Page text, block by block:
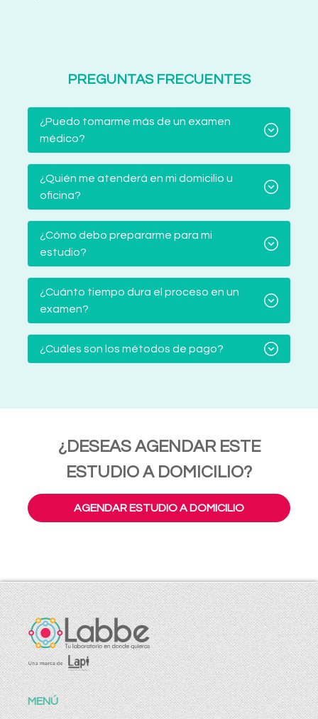
PREGUNTAS FRECUENTES
¿Puedo tomarme más de un examen
médico?
¿Quién me atenderá en mi domicilio u
oficina?
¿Cómo debo prepararme para mi
estudio?
¿Cuánto tiempo dura el proceso en un
examen?
¿Cuáles son los métodos de pago?
¿DESEAS AGENDAR ESTE
ESTUDIO A DOMICILIO?
AGENDAR ESTUDIO A DOMICILIO
MENÚ